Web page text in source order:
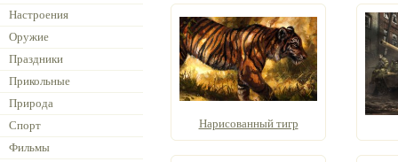
Настроения
Оружие
Праздники
Прикольные
Природа
Спорт
Фильмы
Нарисованный тигр